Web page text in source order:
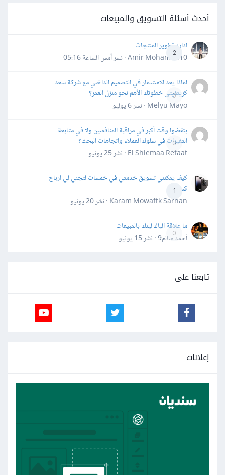
أحدث أسئلة التسويق والمبيعات
2
اداره تطوير المنتجات
Amir Mohamed10 · نشر
أمس الساعة 05:16
0
لماذا يعد الاستثمار في التصميم الداخلي مع شركة سعد
كريتفيتى خطوتك الأهم نحو منزل العمر؟
Melyu Mayo · نشر
6 يوليو
0
بتقضوا وقت أكبر في مراقبة المنافسين ولا في متابعة
التغيرات في سلوك العملاء واتجاهات البحث؟
El Shiemaa Refaat · نشر
25 يونيو
1
كيف يمكنني تسويق خدمتي في خمسات لتجني لي ارباح
كثيرة
Karam Mowaffk Sarhan · نشر
20 يونيو
0
ما علاقة الباك لينك بالمبيعات
أحمد سالم9 · نشر
15 يونيو
تابعنا على
إعلانات